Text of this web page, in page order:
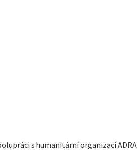
s humanitární organizací ADRA